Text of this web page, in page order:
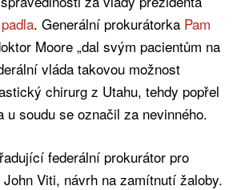
padla. Generální prokurátorka Pam
Moore „dal svým pacientům na
vláda takovou možnost
chirurg z Utahu, tehdy popřel
u soudu se označil za nevinného.
federální prokurátor pro
Viti, návrh na zamítnutí žaloby.